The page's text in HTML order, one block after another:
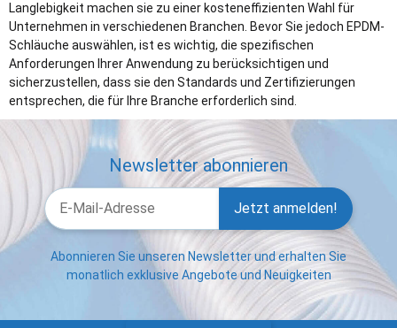
Langlebigkeit machen sie zu einer kosteneffizienten Wahl für
Unternehmen in verschiedenen Branchen. Bevor Sie jedoch EPDM-
Schläuche auswählen, ist es wichtig, die spezifischen
Anforderungen Ihrer Anwendung zu berücksichtigen und
sicherzustellen, dass sie den Standards und Zertifizierungen
entsprechen, die für Ihre Branche erforderlich sind.
Newsletter abonnieren
Jetzt anmelden!
Abonnieren Sie unseren Newsletter und erhalten Sie
monatlich exklusive Angebote und Neuigkeiten